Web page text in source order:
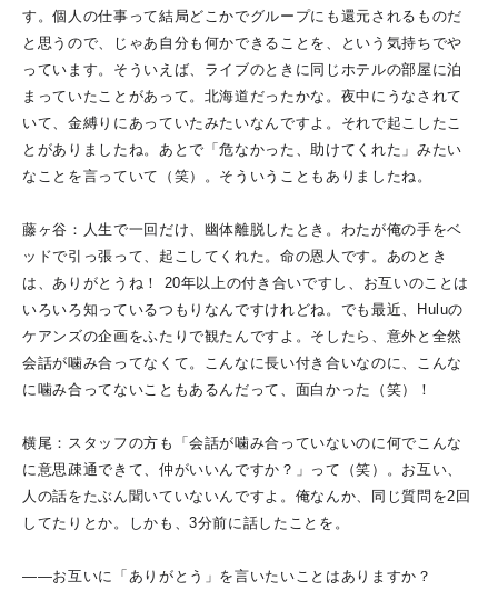
す。個人の仕事って結局どこかでグループにも還元されるものだ
と思うので、じゃあ自分も何かできることを、という気持ちでや
っています。そういえば、ライブのときに同じホテルの部屋に泊
まっていたことがあって。北海道だったかな。夜中にうなされて
いて、金縛りにあっていたみたいなんですよ。それで起こしたこ
とがありましたね。あとで「危なかった、助けてくれた」みたい
なことを言っていて（笑）。そういうこともありましたね。
藤ヶ谷：人生で一回だけ、幽体離脱したとき。わたが俺の手をベ
ッドで引っ張って、起こしてくれた。命の恩人です。あのとき
は、ありがとうね！ 20年以上の付き合いですし、お互いのことは
いろいろ知っているつもりなんですけれどね。でも最近、Huluの
ケアンズの企画をふたりで観たんですよ。そしたら、意外と全然
会話が噛み合ってなくて。こんなに長い付き合いなのに、こんな
に噛み合ってないこともあるんだって、面白かった（笑）！
横尾：スタッフの方も「会話が噛み合っていないのに何でこんな
に意思疎通できて、仲がいいんですか？」って（笑）。お互い、
人の話をたぶん聞いていないんですよ。俺なんか、同じ質問を2回
してたりとか。しかも、3分前に話したことを。
――お互いに「ありがとう」を言いたいことはありますか？